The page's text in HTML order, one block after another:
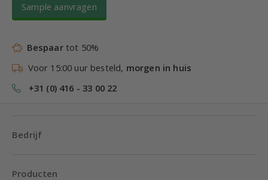
Sample aanvragen
Bespaartot 50%
Voor 15:00 uur besteld, morgen in huis
+31 (0) 416 - 33 00 22
Bedrijf
Producten